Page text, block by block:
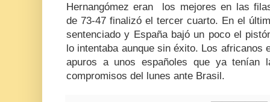
Hernangómez eran los mejores en las
de 73-47 finalizó el tercer cuarto. En el
sentenciado y España bajó un poco el
lo intentaba aunque sin éxito. Los africanos
apuros a unos españoles que ya tenían
compromisos del lunes ante Brasil.